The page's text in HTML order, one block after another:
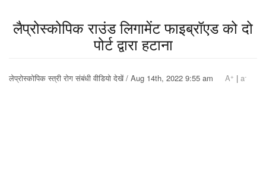
लैप्रोस्कोपिक राउंड लिगामेंट फाइब्रॉएड को दो
पोर्ट द्वारा हटाना
लेप्रोस्कोपिक स्त्री रोग संबंधी वीडियो देखें / Aug 14th, 2022 9:55 am A+ | a-